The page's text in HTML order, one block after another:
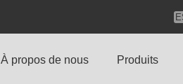
À propos de nous Produits